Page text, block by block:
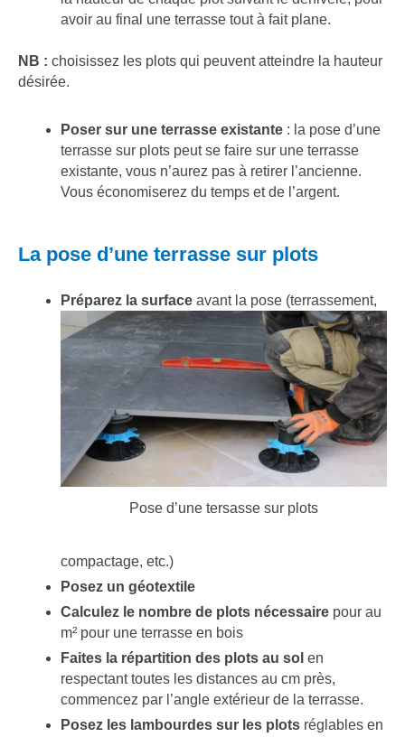
avoir au final une terrasse tout à fait plane.
NB : choisissez les plots qui peuvent atteindre la hauteur
désirée.
Poser sur une terrasse existante: la pose d’une
terrasse sur plots peut se faire sur une terrasse
existante, vous n’aurez pas à retirer l’ancienne.
Vous économiserez du temps et de l’argent.
La pose d’une terrasse sur plots
Pose d’une tersasse sur plots
Préparez la surface avant la pose (terrassement,
compactage, etc.)
Posez un géotextile
Calculez le nombre de plots nécessairepour au
m² pour une terrasse en bois
Faites la répartition des plots au sol en
respectant toutes les distances au cm près,
commencez par l’angle extérieur de la terrasse.
Posez les lambourdes sur les plotsréglables en